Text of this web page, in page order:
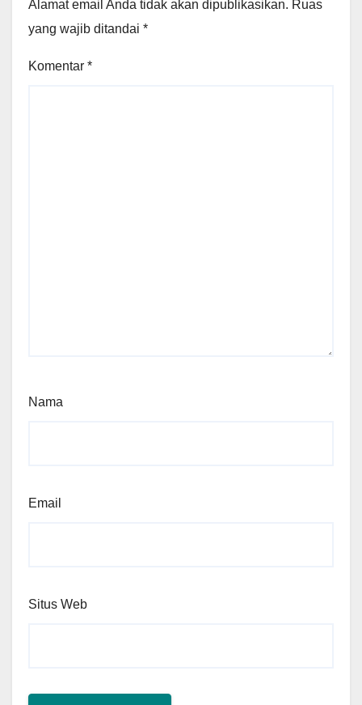
Alamat email Anda tidak akan dipublikasikan. Ruas
yang wajib ditandai *
Komentar *
Nama
Email
Situs Web